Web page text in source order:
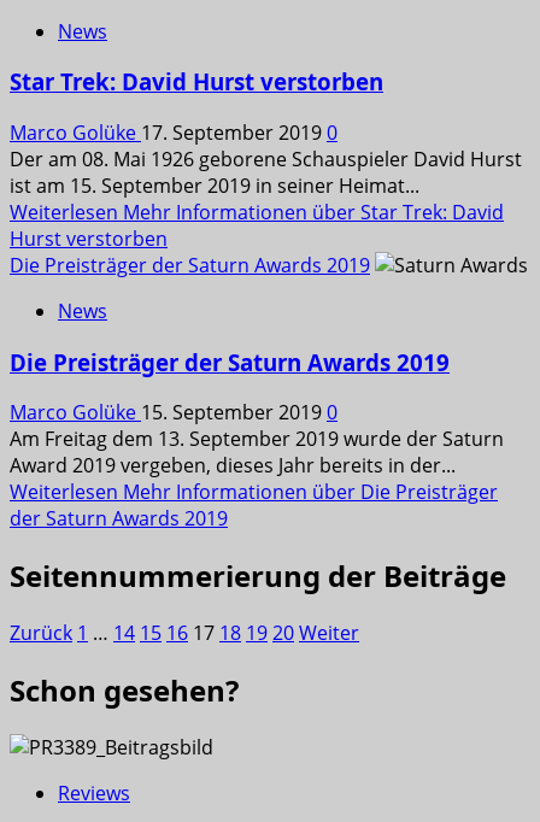
News
Star Trek: David Hurst verstorben
Marco Golüke 17. September 20190
Der am 08. Mai 1926 geborene Schauspieler David Hurst
ist am 15. September 2019 in seiner Heimat...
Weiterlesen Mehr Informationen über Star Trek: David
Hurst verstorben
Die Preisträger der Saturn Awards 2019
News
Die Preisträger der Saturn Awards 2019
Marco Golüke 15. September 20190
Am Freitag dem 13. September 2019 wurde der Saturn
Award 2019 vergeben, dieses Jahr bereits in der...
Weiterlesen Mehr Informationen über Die Preisträger
der Saturn Awards 2019
Seitennummerierung der Beiträge
Zurück 1 … 14 15 16 17 18 1920Weiter
Schon gesehen?
Reviews